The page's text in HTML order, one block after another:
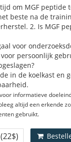
om MGF peptide
beste na de
2. Is MGF
voor
persoonlijk
in de koelkast en
informatieve
altijd een erkende
gebruikt.
(22$)